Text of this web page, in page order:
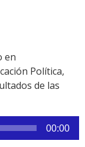
en
Política,
de las
00:00